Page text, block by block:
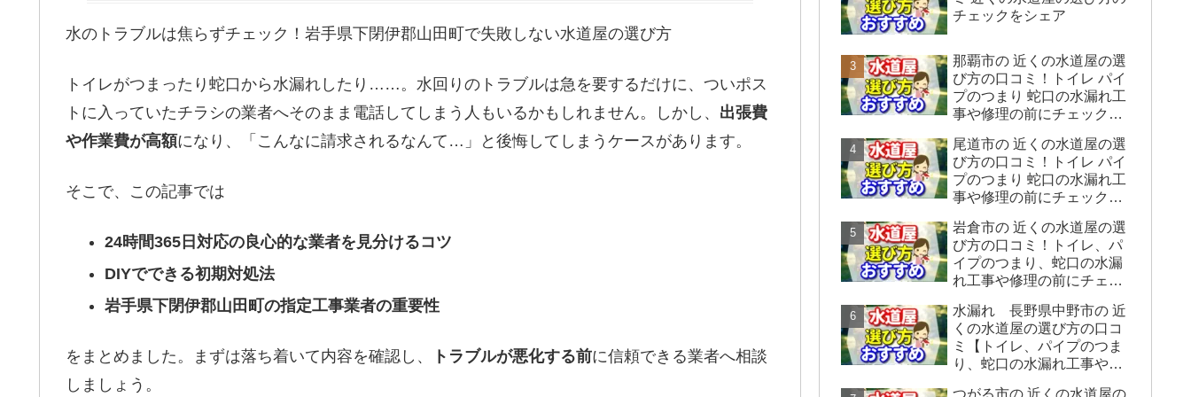
水のトラブルは焦らずチェック！岩手県下閉伊郡山田町で失敗しない水道屋の選び方
トイレがつまったり蛇口から水漏れしたり……。水回りのトラブルは急を要するだけに、ついポス
トに入っていたチラシの業者へそのまま電話してしまう人もいるかもしれません。しかし、 出張費
や作業費が高額になり、「こんなに請求されるなんて…」と後悔してしまうケースがあります。
そこで、この記事では
24時間365日対応の良心的な業者を見分けるコツ
DIYでできる初期対処法
岩手県下閉伊郡山田町の指定工事業者の重要性
をまとめました。まずは落ち着いて内容を確認し、 トラブルが悪化する前に信頼できる業者へ相談
しましょう。
チェックをシェア
那覇市の 近くの水道屋の選
び方の口コミ！トイレ パイ
プのつまり 蛇口の水漏れ工
事や修理の前にチェックす
尾道市の 近くの水道屋の選
び方の口コミ！トイレ パイ
プのつまり 蛇口の水漏れ工
事や修理の前にチェックす
岩倉市の 近くの水道屋の選
び方の口コミ！トイレ、パ
イプのつまり、蛇口の水漏
れ工事や修理の前にチェッ
す。
水漏れ 長野県中野市の 近
くの水道屋の選び方の口コ
ミ【トイレ、パイプのつま
り、蛇口の水漏れ工事や修